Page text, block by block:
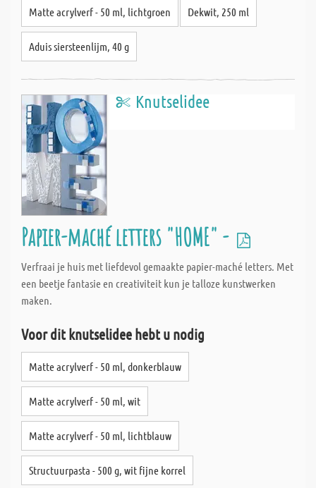
Matte acrylverf - 50 ml, lichtgroen Dekwit, 250 ml
Aduis siersteenlijm, 40 g
Knutselidee
Papier-maché letters "HOME" -
Verfraai je huis met liefdevol gemaakte papier-maché letters. Met
een beetje fantasie en creativiteit kun je talloze kunstwerken
maken.
Voor dit knutselidee hebt u nodig
Matte acrylverf - 50 ml, donkerblauw
Matte acrylverf - 50 ml, wit
Matte acrylverf - 50 ml, lichtblauw
Structuurpasta - 500 g, wit fijne korrel